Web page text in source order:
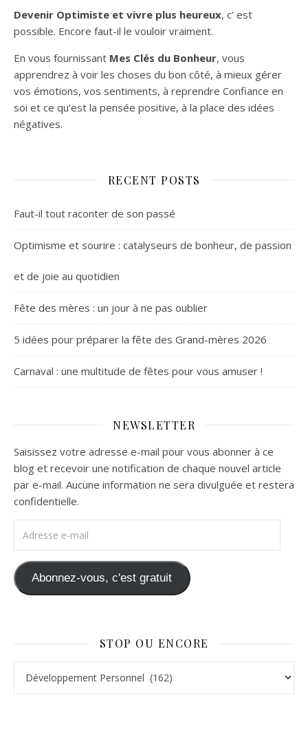
Devenir Optimiste et vivre plus heureux, c’ est
possible. Encore faut-il le vouloir vraiment.
En vous fournissant Mes Clés du Bonheur, vous
apprendrez à voir les choses du bon côté, à mieux gérer
vos émotions, vos sentiments, à reprendre Confiance en
soi et ce qu’est la pensée positive, à la place des idées
négatives.
RECENT POSTS
Faut-il tout raconter de son passé
Optimisme et sourire : catalyseurs de bonheur, de passion
et de joie au quotidien
Fête des mères : un jour à ne pas oublier
5 idées pour préparer la fête des Grand-mères 2026
Carnaval : une multitude de fêtes pour vous amuser !
NEWSLETTER
Saisissez votre adresse e-mail pour vous abonner à ce
blog et recevoir une notification de chaque nouvel article
par e-mail. Aucune information ne sera divulguée et restera
confidentielle.
Abonnez-vous, c'est gratuit
STOP OU ENCORE